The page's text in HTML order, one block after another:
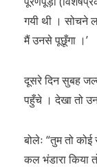
गयी थी । सोचने
मैं उनसे पूछूँगा ।’
दूसरे दिन सुबह
पहुँचे । देखा तो
बोलेः “तुम तो
कल भंडारा किया